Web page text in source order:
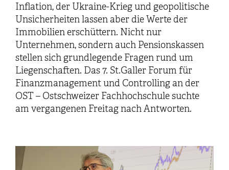
Inflation, der Ukraine-Krieg und geopolitische
Unsicherheiten lassen aber die Werte der
Immobilien erschüttern. Nicht nur
Unternehmen, sondern auch Pensionskassen
stellen sich grundlegende Fragen rund um
Liegenschaften. Das 7. St.Galler Forum für
Finanzmanagement und Controlling an der
OST – Ostschweizer Fachhochschule suchte
am vergangenen Freitag nach Antworten.